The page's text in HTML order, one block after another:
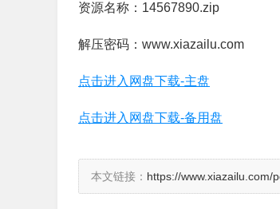
资源名称：14567890.zip
解压密码：www.xiazailu.com
点击进入网盘下载-主盘
点击进入网盘下载-备用盘
本文链接： https://www.xiazailu.com/